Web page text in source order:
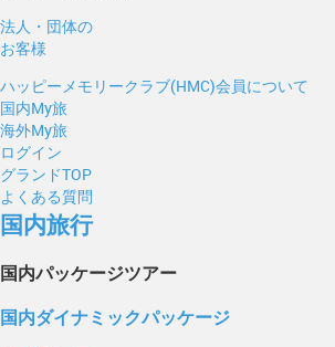
法人・団体の
お客様
ハッピーメモリークラブ(HMC)会員について
国内My旅
海外My旅
ログイン
グランドTOP
よくある質問
国内旅行
国内パッケージツアー
国内ダイナミックパッケージ